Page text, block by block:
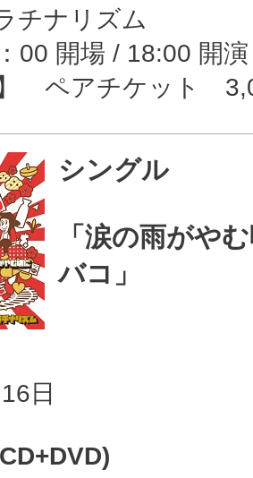
チナリズム
00 開場 / 18:00 開演
】 ペアチケット
シングル
「涙の雨がや
バコ」
日